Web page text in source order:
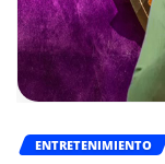
ENTRETENIMIENTO